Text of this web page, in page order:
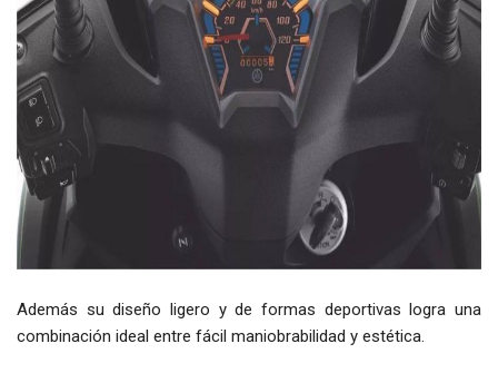
Además su diseño ligero y de formas deportivas logra una
combinación ideal entre fácil maniobrabilidad y estética.